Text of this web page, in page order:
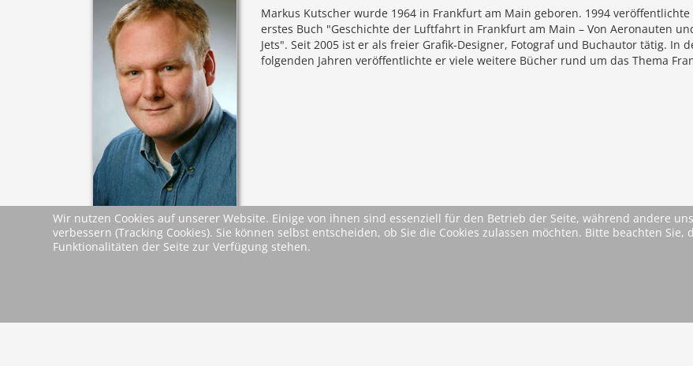
Markus Kutscher wurde 1964 in Frankfurt am Main geboren. 1994 veröffentlichte
erstes Buch "Geschichte der Luftfahrt in Frankfurt am Main – Von Aeronauten
Jets". Seit 2005 ist er als freier Grafik-Designer, Fotograf und Buchautor tätig. In
folgenden Jahren veröffentlichte er viele weitere Bücher rund um das Thema
Leseproben & Leseprobe
Wir nutzen Cookies auf unserer Website. Einige von ihnen sind essenziell für den Betrieb der Seite, während andere
verbessern (Tracking Cookies). Sie können selbst entscheiden, ob Sie die Cookies zulassen möchten. Bitte beachten
Funktionalitäten der Seite zur Verfügung stehen.